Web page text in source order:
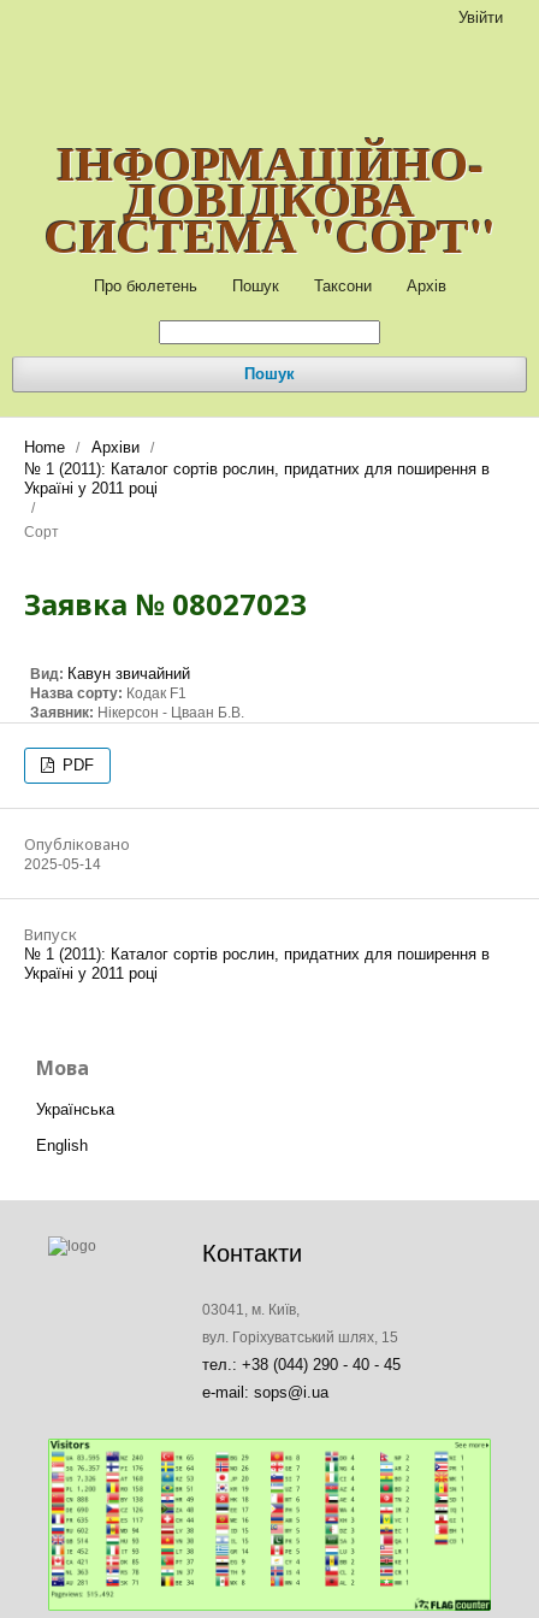
ІНФОРМАЦІЙНО-
ДОВІДКОВА
СИСТЕМА "СОРТ"
Про бюлетень Пошук Таксони Архів
Пошук
Увійти
Home / Архіви /
№ 1 (2011): Каталог сортів рослин, придатних для поширення в
Україні у 2011 році
/
Сорт
Заявка № 08027023
Вид: Кавун звичайний
Назва сорту: Кодак F1
Заявник: Нікерсон - Цваан Б.В.
PDF
Опубліковано
2025-05-14
Випуск
№ 1 (2011): Каталог сортів рослин, придатних для поширення в
Україні у 2011 році
Мова
Українська
English
Контакти
03041, м. Київ,
вул. Горіхуватський шлях, 15
тел.: +38 (044) 290 - 40 - 45
e-mail: sops@i.ua